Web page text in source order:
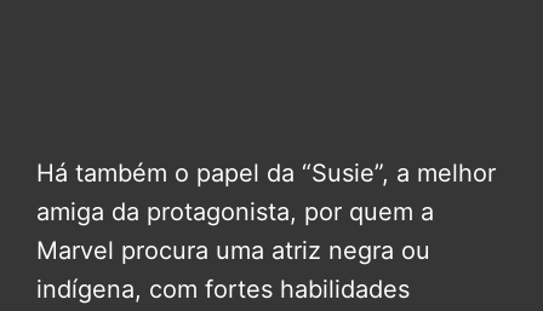
Há também o papel da “Susie”, a melhor
amiga da protagonista, por quem a
Marvel procura uma atriz negra ou
indígena, com fortes habilidades